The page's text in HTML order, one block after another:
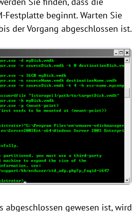
Festplatte beginnt. Warten Sie
der Vorgang abgeschlossen ist.
abgeschlossen gewesen ist, wird